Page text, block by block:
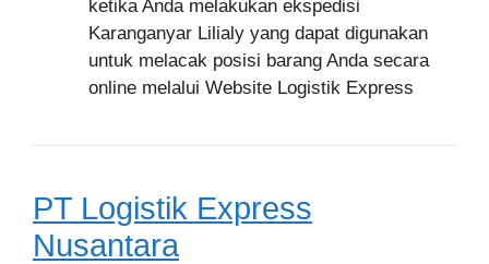
ketika Anda melakukan ekspedisi
Karanganyar Lilialy yang dapat digunakan
untuk melacak posisi barang Anda secara
online melalui Website Logistik Express
PT Logistik Express
Nusantara